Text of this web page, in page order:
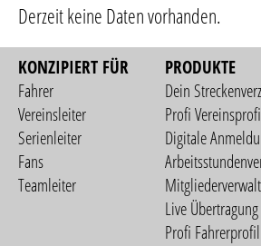
Derzeit keine Daten vorhanden.
KONZIPIERT FÜR
Fahrer
Vereinsleiter
Serienleiter
Fans
Teamleiter
PRODUKTE
Dein
Profi
Digitale
Live Übertragung
Profi Fahrerprofil